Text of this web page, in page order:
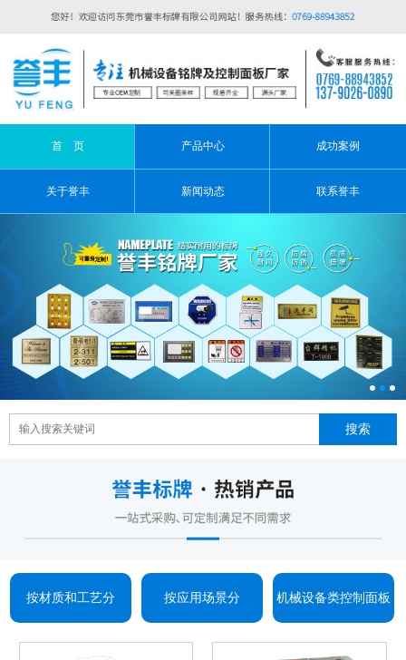
首 页 产品中心 成功案例
关于誉丰 新闻动态 联系誉丰
按材质和工艺分 按应用场景分 机械设备类控制面板